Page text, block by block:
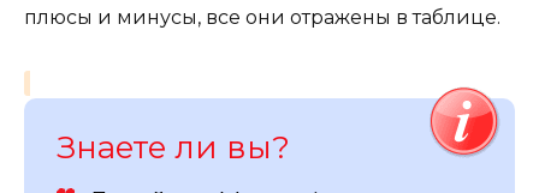
плюсы и минусы, все они отражены в таблице.
Знаете ли вы?